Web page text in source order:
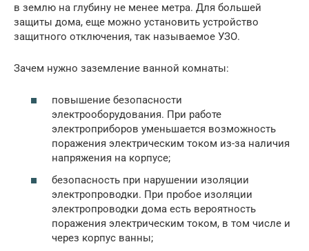
в землю на глубину не менее метра. Для большей
защиты дома, еще можно установить устройство
защитного отключения, так называемое УЗО.
Зачем нужно заземление ванной комнаты:
повышение безопасности
электрооборудования. При работе
электроприборов уменьшается возможность
поражения электрическим током из-за наличия
напряжения на корпусе;
безопасность при нарушении изоляции
электропроводки. При пробое изоляции
электропроводки дома есть вероятность
поражения электрическим током, в том числе и
через корпус ванны;